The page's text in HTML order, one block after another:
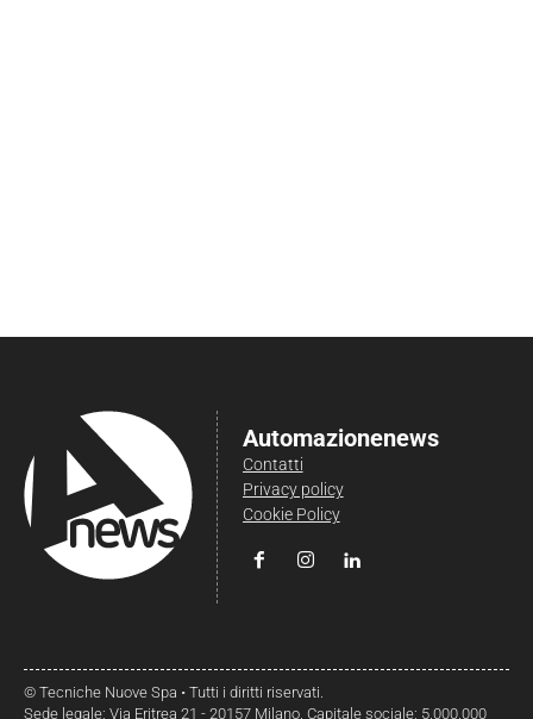
Automazionenews
Contatti
Privacy policy
Cookie Policy
© Tecniche Nuove Spa • Tutti i diritti riservati.
Sede legale: Via Eritrea 21 - 20157 Milano. Capitale sociale: 5.000.000